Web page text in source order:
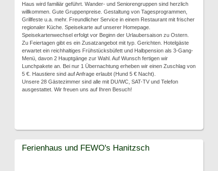
Haus wird familiär geführt. Wander- und Seniorengruppen sind herzlich
willkommen. Gute Gruppenpreise. Gestaltung von Tagesprogrammen,
Grillfeste u.a. mehr. Freundlicher Service in einem Restaurant mit frischer
regionaler Küche. Speisekarte auf unserer Homepage.
Speisekartenwechsel erfolgt vor Beginn der Urlaubersaison zu Ostern.
Zu Feiertagen gibt es ein Zusatzangebot mit typ. Gerichten. Hotelgäste
erwartet ein reichhaltiges Frühstücksbüfett und Halbpension als 3-Gang-
Menü, davon 2 Hauptgänge zur Wahl. Auf Wunsch fertigen wir
Lunchpakete an. Bei nur 1 Übernachtung erheben wir einen Zuschlag von
5 €. Haustiere sind auf Anfrage erlaubt (Hund 5 € Nacht).
Unsere 28 Gästezimmer sind alle mit DU/WC, SAT-TV und Telefon
ausgestattet. Wir freuen uns auf Ihren Besuch!
Ferienhaus und FEWO's Hanitzsch